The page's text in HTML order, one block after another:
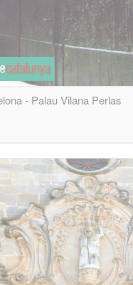
- Palau Vilana Perlas